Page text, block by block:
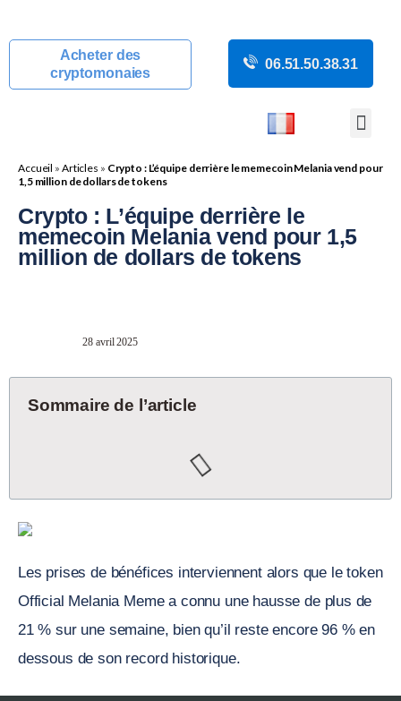
Acheter des
cryptomonaies
06.51.50.38.31
Accueil » Articles » Crypto : L’équipe derrière le memecoin Melania vend pour
1,5 million de dollars de tokens
Crypto : L’équipe derrière le
memecoin Melania vend pour 1,5
million de dollars de tokens
28 avril 2025
Sommaire de l’article
Les prises de bénéfices interviennent alors que le token
Official Melania Meme a connu une hausse de plus de
21 % sur une semaine, bien qu’il reste encore 96 % en
dessous de son record historique.